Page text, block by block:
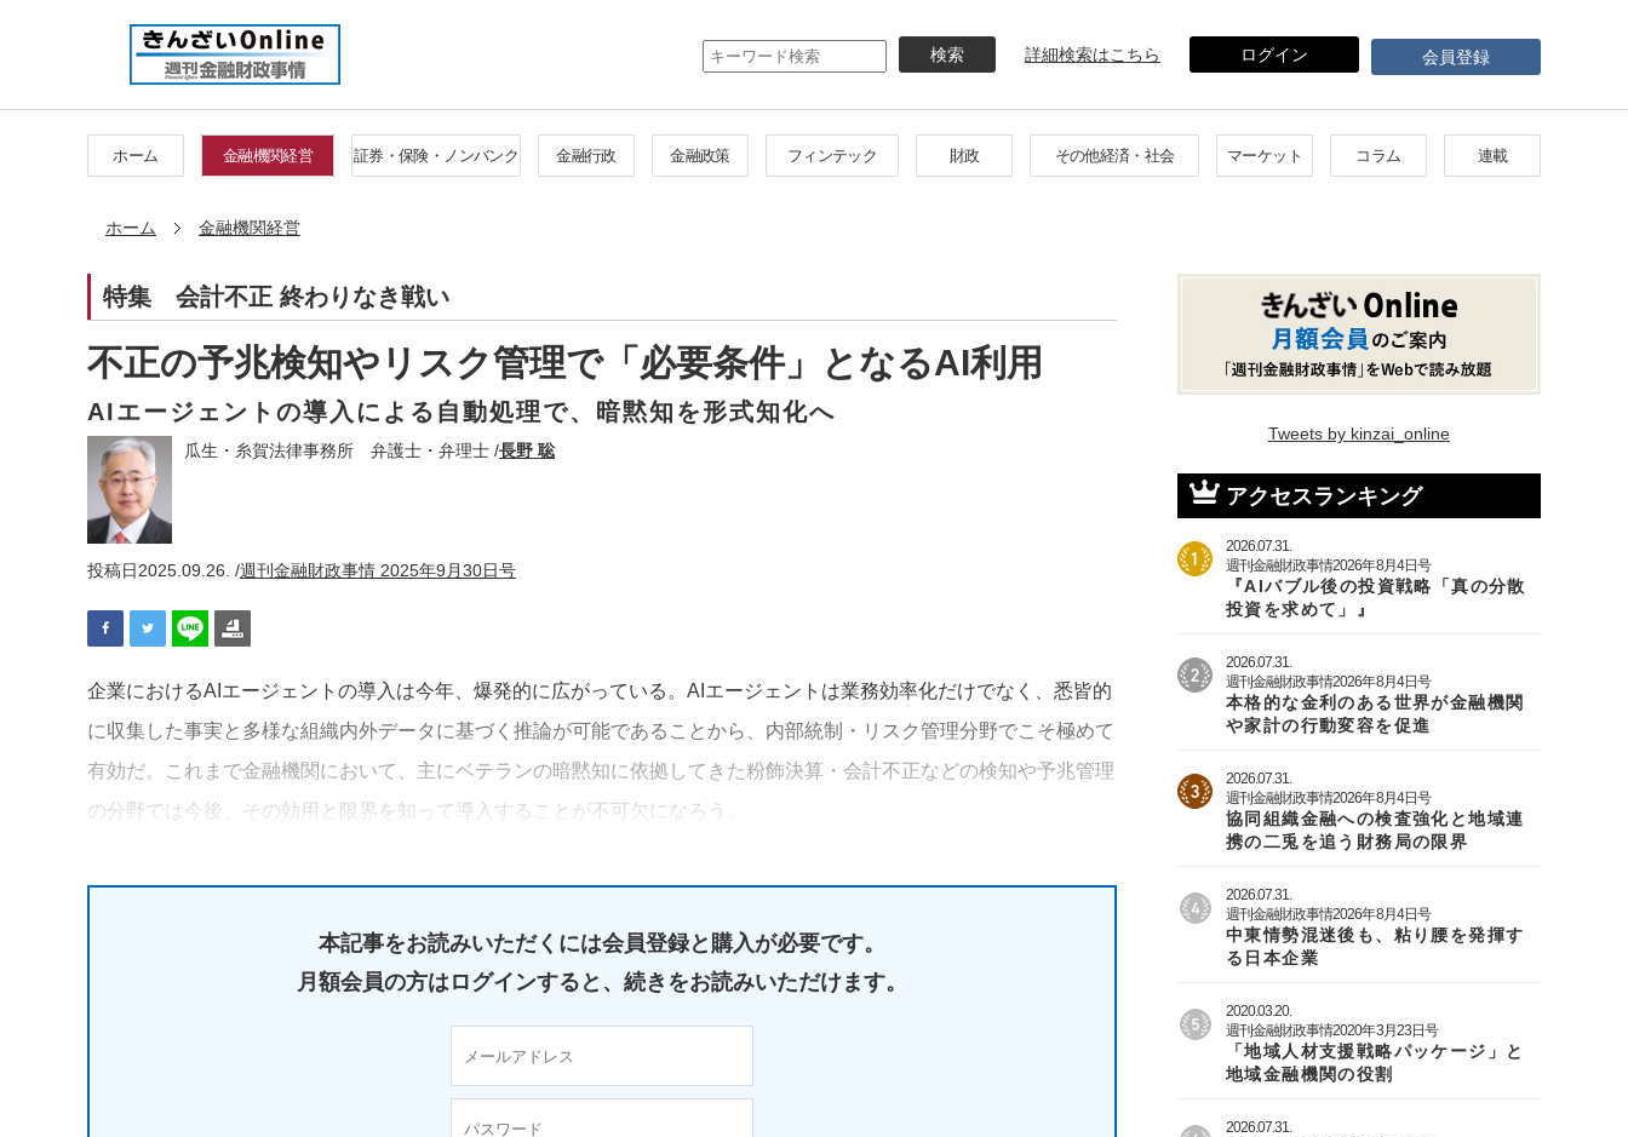
イ
ン
テ
ン
詳細検索はこちら ログイン 会員登録
ホーム 金融機関経営 証券・保険・ノンバンク 金融行政 金融政策 フィンテック 財政 その他経済・社会 マーケット コラム 連載
ホーム 金融機関経営
特集 会計不正 終わりなき戦い
不正の予兆検知やリスク管理で「必要条件」となるAI利用
AIエージェントの導入による自動処理で、暗黙知を形式知化へ
瓜生・糸賀法律事務所 弁護士・弁理士 /長野 聡
投稿日2025.09.26. /週刊金融財政事情 2025年9月30日号
企業におけるAIエージェントの導入は今年、爆発的に広がっている。AIエージェントは業務効率化だけでなく、悉皆的
に収集した事実と多様な組織内外データに基づく推論が可能であることから、内部統制・リスク管理分野でこそ極めて
有効だ。これまで金融機関において、主にベテランの暗黙知に依拠してきた粉飾決算・会計不正などの検知や予兆管理
の分野では今後、その効用と限界を知って導入することが不可欠になろう。
本記事をお読みいただくには会員登録と購入が必要です。
月額会員の方はログインすると、 続きをお読みいただけます。
Tweets by kinzai_online
アクセスランキング
2026.07.31.
週刊金融財政事情2026年8月4日号
『AIバブル後の投資戦略「真の分散
投資を求めて」』
2026.07.31.
週刊金融財政事情2026年8月4日号
本格的な金利のある世界が金融機関
や家計の行動変容を促進
2026.07.31.
週刊金融財政事情2026年8月4日号
協同組織金融への検査強化と地域連
携の二兎を追う財務局の限界
2026.07.31.
週刊金融財政事情2026年8月4日号
中東情勢混迷後も、粘り腰を発揮す
る日本企業
2020.03.20.
週刊金融財政事情2020年3月23日号
「地域人材支援戦略パッケージ」と
地域金融機関の役割
2026.07.31.